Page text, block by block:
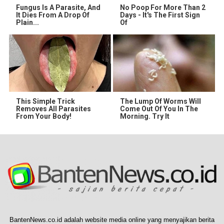
Fungus Is A Parasite, And
It Dies From A Drop Of
Plain...
No Poop For More Than 2
Days - It's The First Sign
Of
This Simple Trick
Removes All Parasites
From Your Body!
The Lump Of Worms Will
Come Out Of You In The
Morning. Try It
BantenNews.co.id adalah website media online yang menyajikan berita